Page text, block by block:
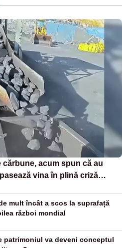
acum spun că au
vina în plină criză
mult încât a scos la suprafață
război mondial
patrimoniul va deveni conceptul